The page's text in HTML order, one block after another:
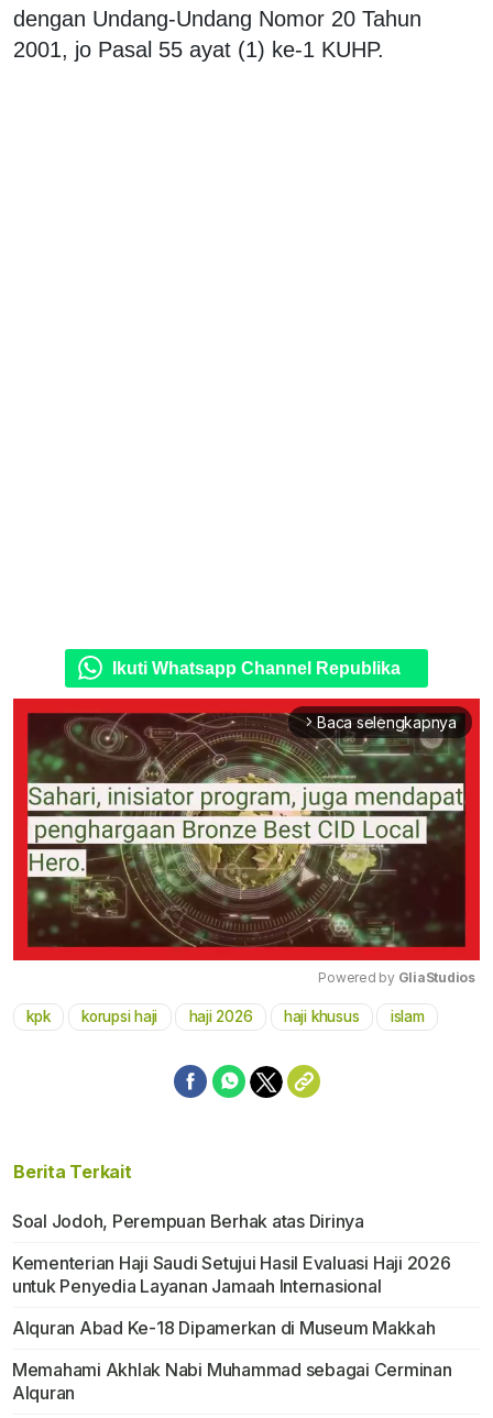
dengan Undang-Undang Nomor 20 Tahun
2001, jo Pasal 55 ayat (1) ke-1 KUHP.
Ikuti Whatsapp Channel Republika
arrow_forward_ios Baca selengkapnya
Mute
Powered by GliaStudios
kpk korupsi haji haji 2026 haji khusus islam
Berita Terkait
Soal Jodoh, Perempuan Berhak atas Dirinya
Kementerian Haji Saudi Setujui Hasil Evaluasi Haji 2026
untuk Penyedia Layanan Jamaah Internasional
Alquran Abad Ke-18 Dipamerkan di Museum Makkah
Memahami Akhlak Nabi Muhammad sebagai Cerminan
Alquran